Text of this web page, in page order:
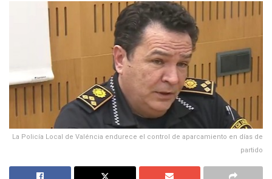
La Policía Local de Valéncia endurece el control de aparcamiento en días de
partido